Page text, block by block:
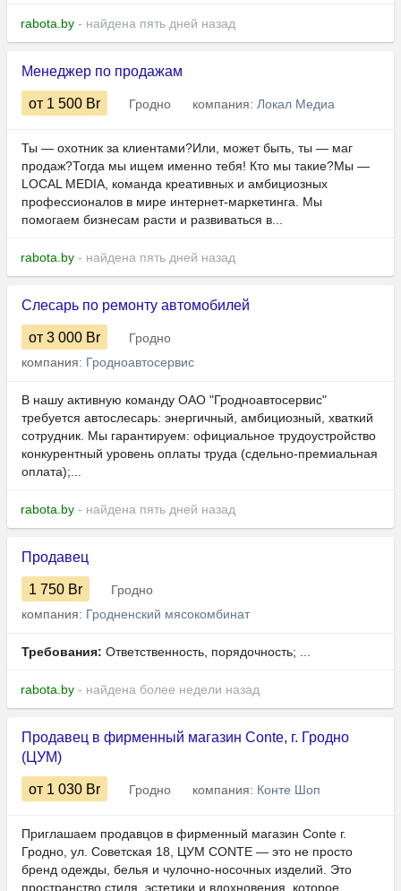
rabota.by - найдена пять дней назад
Менеджер по продажам
от 1 500 Br Гродно компания: Локал Медиа
Ты — охотник за клиентами?Или, может быть, ты — маг
продаж?Тогда мы ищем именно тебя! Кто мы такие?Мы —
LOCAL MEDIA, команда креативных и амбициозных
профессионалов в мире интернет-маркетинга. Мы
помогаем бизнесам расти и развиваться в...
rabota.by - найдена пять дней назад
Слесарь по ремонту автомобилей
от 3 000 Br
Гродно
компания: Гродноавтосервис
В нашу активную команду ОАО "Гродноавтосервис"
требуется автослесарь: энергичный, амбициозный, хваткий
сотрудник. Мы гарантируем: официальное трудоустройство
конкурентный уровень оплаты труда (сдельно-премиальная
оплата);...
rabota.by - найдена пять дней назад
Продавец
1 750 Br
Гродно
компания: Гродненский мясокомбинат
Требования: Ответственность, порядочность; ...
rabota.by - найдена более недели назад
Продавец в фирменный магазин Conte, г. Гродно
(ЦУМ)
от 1 030 Br Гродно компания: Конте Шоп
Приглашаем продавцов в фирменный магазин Conte г.
Гродно, ул. Советская 18, ЦУМ CONTE — это не просто
бренд одежды, белья и чулочно-носочных изделий. Это
пространство стиля, эстетики и вдохновения, которое